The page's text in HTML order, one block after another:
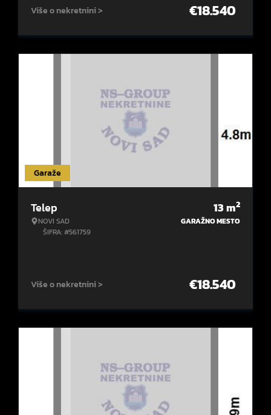
Više o nekretnini > €18.540
Garaže
Telep
NOVI SAD
ŠIFRA: #561759
13m2
GARAŽNO MESTO
Više o nekretnini > €18.540